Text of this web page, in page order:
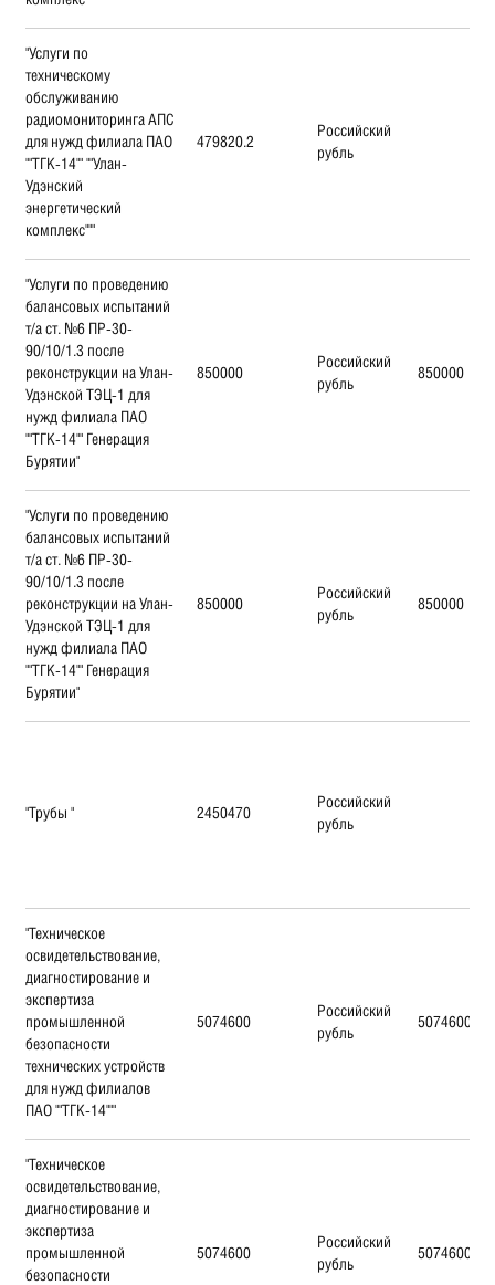
"Услуги по
техническому
обслуживанию
радиомониторинга АПС
для нужд филиала ПАО
""ТГК-14"" ""Улан-
Удэнский
энергетический
комплекс"""
479820.2
Российский
рубль
"Услуги по проведению
балансовых испытаний
т/а ст. №6 ПР-30-
90/10/1.3 после
реконструкции на Улан-
Удэнской ТЭЦ-1 для
нужд филиала ПАО
""ТГК-14"" Генерация
Бурятии"
850000
Российский
рубль
850000
"Услуги по проведению
балансовых испытаний
т/а ст. №6 ПР-30-
90/10/1.3 после
реконструкции на Улан-
Удэнской ТЭЦ-1 для
нужд филиала ПАО
""ТГК-14"" Генерация
Бурятии"
850000
Российский
рубль
850000
"Трубы " 2450470
Российский
рубль
"Техническое
освидетельствование,
диагностирование и
экспертиза
промышленной
безопасности
технических устройств
для нужд филиалов
ПАО ""ТГК-14"""
5074600
Российский
рубль
5074600
"Техническое
освидетельствование,
диагностирование и
экспертиза
промышленной
безопасности
5074600
Российский
рубль
5074600